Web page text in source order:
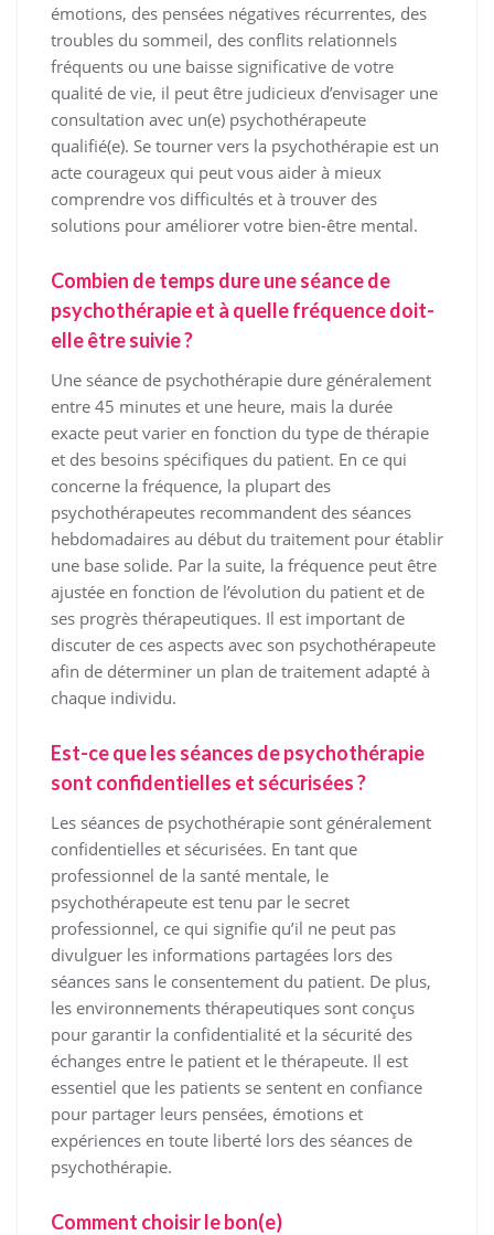
émotions, des pensées négatives récurrentes, des
troubles du sommeil, des conflits relationnels
fréquents ou une baisse significative de votre
qualité de vie, il peut être judicieux d’envisager une
consultation avec un(e) psychothérapeute
qualifié(e). Se tourner vers la psychothérapie est un
acte courageux qui peut vous aider à mieux
comprendre vos difficultés et à trouver des
solutions pour améliorer votre bien-être mental.
Combien de temps dure une séance de
psychothérapie et à quelle fréquence doit-
elle être suivie ?
Une séance de psychothérapie dure généralement
entre 45 minutes et une heure, mais la durée
exacte peut varier en fonction du type de thérapie
et des besoins spécifiques du patient. En ce qui
concerne la fréquence, la plupart des
psychothérapeutes recommandent des séances
hebdomadaires au début du traitement pour établir
une base solide. Par la suite, la fréquence peut être
ajustée en fonction de l’évolution du patient et de
ses progrès thérapeutiques. Il est important de
discuter de ces aspects avec son psychothérapeute
afin de déterminer un plan de traitement adapté à
chaque individu.
Est-ce que les séances de psychothérapie
sont confidentielles et sécurisées ?
Les séances de psychothérapie sont généralement
confidentielles et sécurisées. En tant que
professionnel de la santé mentale, le
psychothérapeute est tenu par le secret
professionnel, ce qui signifie qu’il ne peut pas
divulguer les informations partagées lors des
séances sans le consentement du patient. De plus,
les environnements thérapeutiques sont conçus
pour garantir la confidentialité et la sécurité des
échanges entre le patient et le thérapeute. Il est
essentiel que les patients se sentent en confiance
pour partager leurs pensées, émotions et
expériences en toute liberté lors des séances de
psychothérapie.
Comment choisir le bon(e)